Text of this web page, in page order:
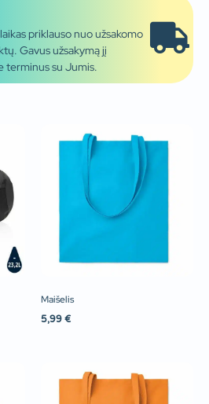
priklauso nuo užsakomo
Gavus užsakymą jį
terminus su Jumis.
Maišelis
5,99 €